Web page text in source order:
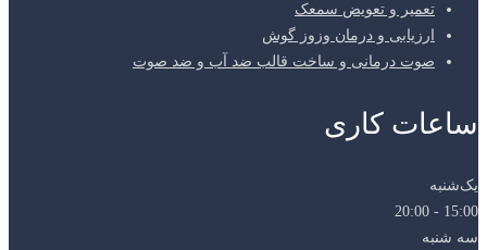
تعمیر و تعویض سمعک
ارزیابی و درمان وزوز گوش
صوت درمانی و ساخت قالب ضد آب و ضد صوت
ساعات کاری
یک‌شنبه
15:00 - 20:00
سه شنبه